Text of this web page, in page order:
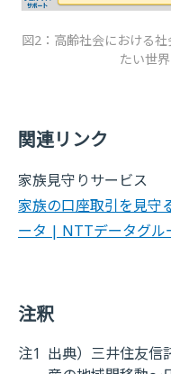
図2：高齢社会における
たい世
関連リンク
家族見守りサービス
家族の口座取引を見
ータ | NTTデータグル
注釈
注1 出典）三井住友信